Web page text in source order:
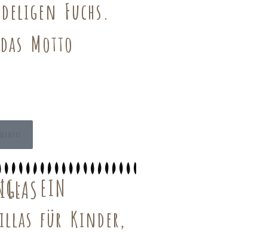
Fuchs.
Motto
EIN
für Kinder,